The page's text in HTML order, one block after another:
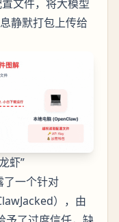
文件，将大模型
静默打包上传给
虾”
一个针对
），由